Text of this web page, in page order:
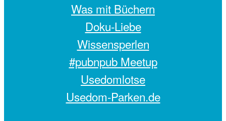
Was mit Büchern
Doku-Liebe
Wissensperlen
#pubnpub Meetup
Usedomlotse
Usedom-Parken.de